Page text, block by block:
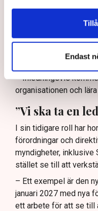
Endast
Med andra ord ett
det finns mycket att
– Driften och att
scenarier beroende
– Inledningsvis
organisationen och
”Vi ska ta en
I sin tidigare roll har
förordningar och
myndigheter, inklusive
stället se till att
– Ett exempel är den
januari 2027 med nya
ett arbete för att se till